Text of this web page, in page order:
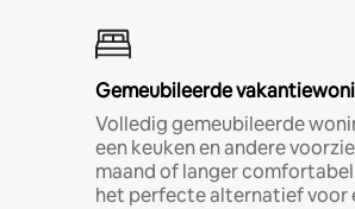
Gemeubileerde
Volledig gemeubileerde
een keuken en andere
maand of langer
het perfecte alternatief voor